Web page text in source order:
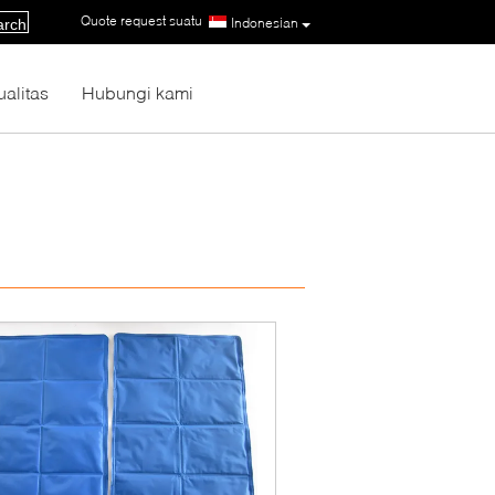
Indonesian
Quote request suatu |
Hubungi kami